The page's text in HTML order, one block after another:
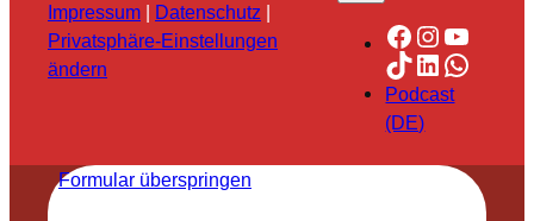
Impressum | Datenschutz |
Privatsphäre-Einstellungen
ändern
Facebook
TikTok
LinkedIn
Podcast
(DE)
Formular überspringen